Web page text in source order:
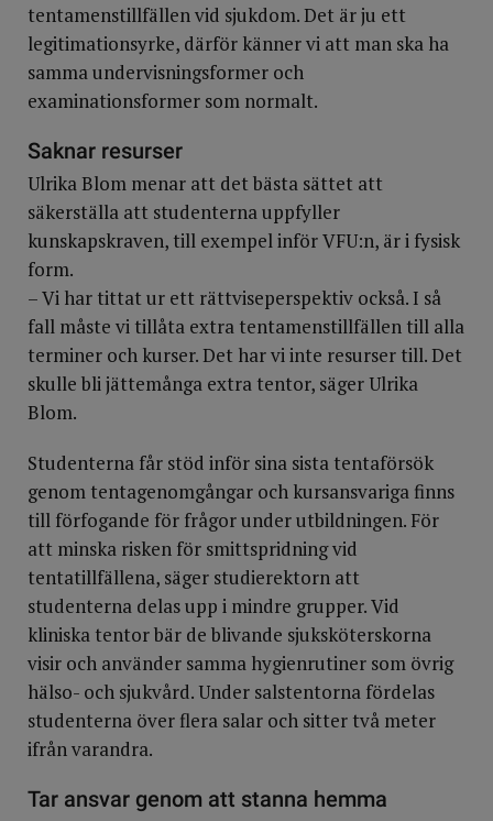
tentamenstillfällen vid sjukdom. Det är ju ett
legitimationsyrke, därför känner vi att man ska ha
samma undervisningsformer och
examinationsformer som normalt.
Saknar resurser
Ulrika Blom menar att det bästa sättet att
säkerställa att studenterna uppfyller
kunskapskraven, till exempel inför VFU:n, är i fysisk
form.
– Vi har tittat ur ett rättviseperspektiv också. I så
fall måste vi tillåta extra tentamenstillfällen till alla
terminer och kurser. Det har vi inte resurser till. Det
skulle bli jättemånga extra tentor, säger Ulrika
Blom.
Studenterna får stöd inför sina sista tentaförsök
genom tentagenomgångar och kursansvariga finns
till förfogande för frågor under utbildningen. För
att minska risken för smittspridning vid
tentatillfällena, säger studierektorn att
studenterna delas upp i mindre grupper. Vid
kliniska tentor bär de blivande sjuksköterskorna
visir och använder samma hygienrutiner som övrig
hälso- och sjukvård. Under salstentorna fördelas
studenterna över flera salar och sitter två meter
ifrån varandra.
Tar ansvar genom att stanna hemma